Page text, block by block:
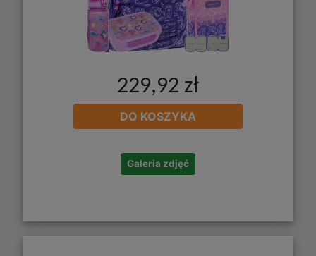
229,92 zł
DO KOSZYKA
Galeria zdjęć